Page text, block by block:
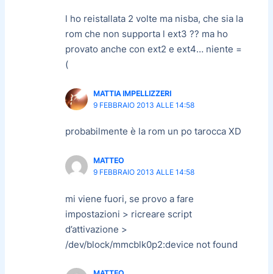
l ho reistallata 2 volte ma nisba, che sia la
rom che non supporta l ext3 ?? ma ho
provato anche con ext2 e ext4… niente =
(
MATTIA IMPELLIZZERI
9 FEBBRAIO 2013 ALLE 14:58
probabilmente è la rom un po tarocca XD
MATTEO
9 FEBBRAIO 2013 ALLE 14:58
mi viene fuori, se provo a fare
impostazioni > ricreare script
d’attivazione >
/dev/block/mmcblk0p2:device not found